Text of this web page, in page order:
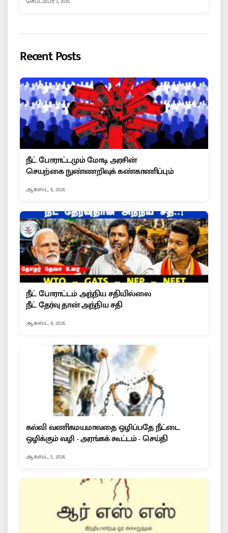
Recent Posts
நீட் போராட்டமும் மோடி அரசின்
செயற்கை நுண்ணறிவுக் கண்காணிப்பும்
ஆகஸ்ட் 6, 2026
நீட் போராட்டம் அந்நிய சதியில்லை
நீட் தேர்வு தான் அந்நிய சதி
ஆகஸ்ட் 6, 2026
கல்வி வணிகமயமாவதை ஒழிப்பதே நீட்டை
ஒழிக்கும் வழி - அரங்கக் கூட்டம் - செய்தி
ஆகஸ்ட் 5, 2026